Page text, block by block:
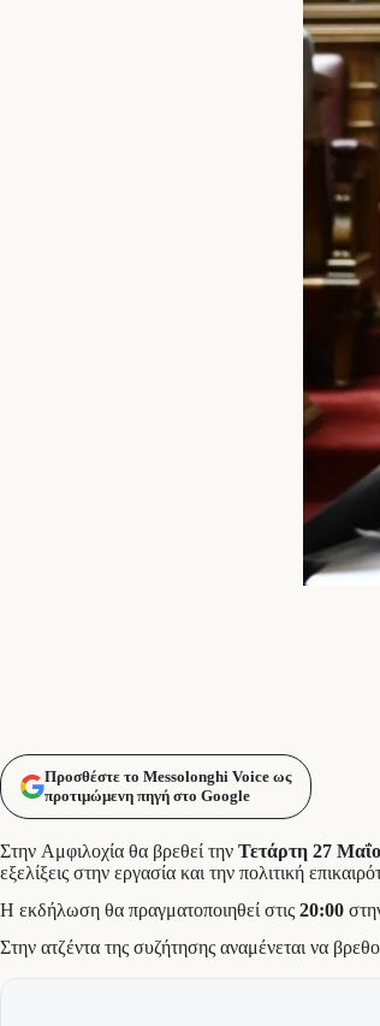
Προσθέστε το Messolonghi Voice ως
προτιμώμενη πηγή στο Google
Στην Αμφιλοχία θα βρεθεί την Τετάρτη 27
εξελίξεις στην εργασία και την πολιτική
Η εκδήλωση θα πραγματοποιηθεί στις 20:00
Στην ατζέντα της συζήτησης αναμένεται να